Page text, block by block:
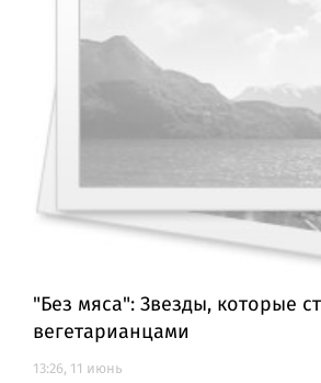
"Без мяса": Звезды, которые
вегетарианцами
13:26, 11 июнь